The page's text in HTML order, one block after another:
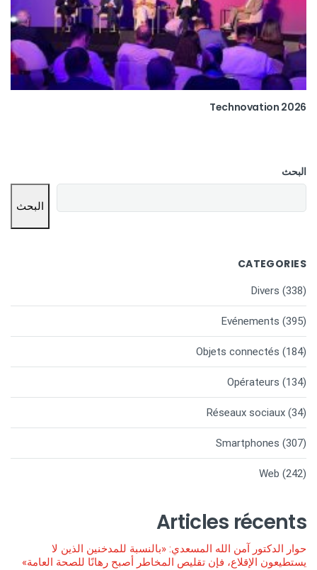
Technovation 2026
البحث
البحث
CATEGORIES
Divers (338)
Evénements (395)
Objets connectés (184)
Opérateurs (134)
Réseaux sociaux (34)
Smartphones (307)
Web (242)
Articles récents
حوار الدكتور آمن الله المسعدي: «بالنسبة للمدخنين الذين لا
يستطيعون الإقلاع، فإن تقليص المخاطر أصبح رهانًا للصحة العامة»